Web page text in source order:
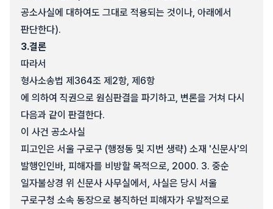
공소사실에 대하여도 그대로 적용되는 것이나, 아래에서
판단한다).
3.결론
따라서
형사소송법 제364조 제2항, 제6항
에 의하여 직권으로 원심판결을 파기하고, 변론을 거쳐 다시
다음과 같이 판결한다.
이 사건 공소사실
피고인은 서울 구로구 (행정동 및 지번 생략) 소재 '신문사'의
발행인인바, 피해자를 비방할 목적으로, 2000. 3. 중순
일자불상경 위 신문사 사무실에서, 사실은 당시 서울
구로구청 소속 동장으로 봉직하던 피해자가 우발적으로